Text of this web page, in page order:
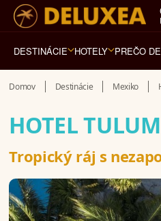
DESTINÁCIE HOTELY PREČO
Domov Destinácie Mexiko
HOTEL
Tropický ráj s